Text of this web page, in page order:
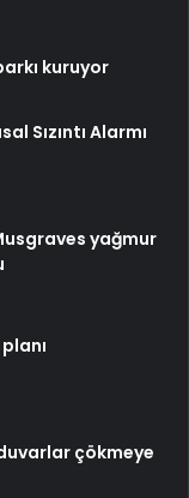
kuruyor
Sızıntı Alarmı
yağmur
çökmeye